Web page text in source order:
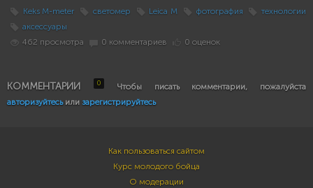
Keks M-meter светомер Leica M фотография
технологии
аксессуары
462 просмотра
0 комментариев 0 оценок
КОММЕНТАРИИ 0
Чтобы писать комментарии, пожалуйста
авторизуйтесьили зарегистрируйтесь
Как пользоваться сайтом
Курс молодого бойца
О модерации